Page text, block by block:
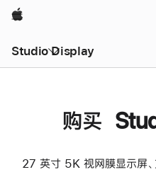
Apple
Studio Display
购买
27 英寸 5K 视网膜显示屏